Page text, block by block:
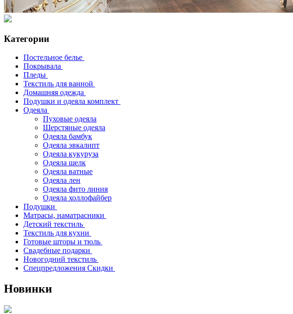
Категории
Постельное белье
Покрывала
Пледы
Текстиль для ванной
Домашняя одежда
Подушки и одеяла комплект
Одеяла
Пуховые одеяла
Шерстяные одеяла
Одеяла бамбук
Одеяла эвкалипт
Одеяла кукуруза
Одеяла шелк
Одеяла ватные
Одеяла лен
Одеяла фито линия
Одеяла холлофайбер
Подушки
Матрасы, наматрасники
Детский текстиль
Текстиль для кухни
Готовые шторы и тюль
Свадебные подарки
Новогодний текстиль
Спецпредложения Скидки
Новинки